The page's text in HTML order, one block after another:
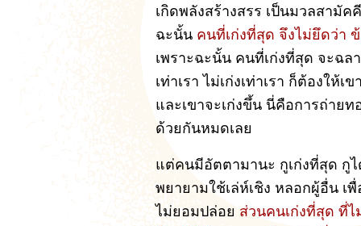
เกิดพลังสร้างสรร เป็นมวลสามั
ฉะนั้น คนที่เก่งที่สุด จึงไม่ยึดว่า
เพราะฉะนั้น คนที่เก่งที่สุด จะฉ
เท่าเรา ไม่เก่งเท่าเรา ก็ต้องให้
และเขาจะเก่งขึ้น นี่คือการถ่าย
ด้วยกันหมดเลย
แต่คนมีอัตตามานะ กูเก่งที่สุด กู
พยายามใช้เล่ห์เชิง หลอกผู้อื่น เ
ไม่ยอมปล่อย ส่วนคนเก่งที่สุด ที่